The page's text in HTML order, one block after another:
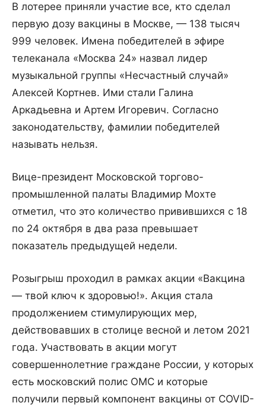
В лотерее приняли участие все, кто сделал
первую дозу вакцины в Москве, — 138 тысяч
999 человек. Имена победителей в эфире
телеканала «Москва 24» назвал лидер
музыкальной группы «Несчастный случай»
Алексей Кортнев. Ими стали Галина
Аркадьевна и Артем Игоревич. Согласно
законодательству, фамилии победителей
называть нельзя.
Вице-президент Московской торгово-
промышленной палаты Владимир Мохте
отметил, что это количество привившихся с 18
по 24 октября в два раза превышает
показатель предыдущей недели.
Розыгрыш проходил в рамках акции «Вакцина
— твой ключ к здоровью!». Акция стала
продолжением стимулирующих мер,
действовавших в столице весной и летом 2021
года. Участвовать в акции могут
совершеннолетние граждане России, у которых
есть московский полис ОМС и которые
получили первый компонент вакцины от COVID-